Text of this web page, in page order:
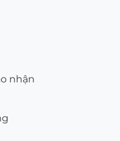
sáng xanh, giúp
quá trình sử dụng
nhận